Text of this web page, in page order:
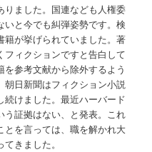
りました。国連なども人権委
いと今でも糾弾姿勢です。検
が挙げられていました。著
ィクションですと告白して
参考文献から除外するよう
朝日新聞はフィクション小説
けました。最近ハーバード
う証拠はない、と発表。これ
とを言っては、職を解かれ大
きました。